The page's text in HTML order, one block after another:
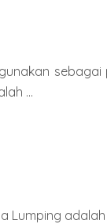
...
Lumping adalah